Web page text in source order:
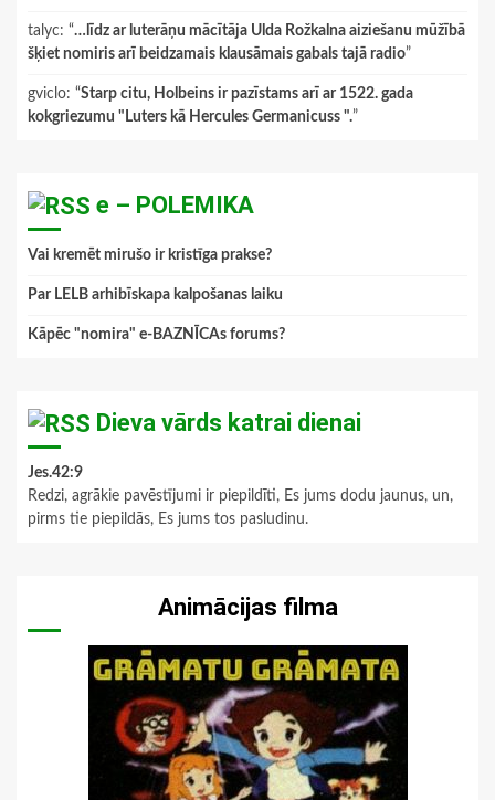
talyc: “…līdz ar luterāņu mācītāja Ulda Rožkalna aiziešanu mūžībā
šķiet nomiris arī beidzamais klausāmais gabals tajā radio”
gviclo: “Starp citu, Holbeins ir pazīstams arī ar 1522. gada
kokgriezumu "Luters kā Hercules Germanicuss ".”
e – POLEMIKA
Vai kremēt mirušo ir kristīga prakse?
Par LELB arhibīskapa kalpošanas laiku
Kāpēc "nomira" e-BAZNĪCAs forums?
Dieva vārds katrai dienai
Jes.42:9
Redzi, agrākie pavēstījumi ir piepildīti, Es jums dodu jaunus, un,
pirms tie piepildās, Es jums tos pasludinu.
Animācijas filma